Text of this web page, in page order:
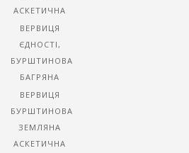
АСКЕТИЧНА
ВЕРВИЦЯ
ЄДНОСТІ,
БУРШТИНОВА
БАГРЯНА
ВЕРВИЦЯ
БУРШТИНОВА
ЗЕМЛЯНА
АСКЕТИЧНА